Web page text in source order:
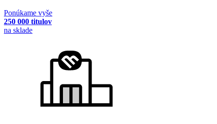
Ponúkame vyše
250 000 titulov
na sklade